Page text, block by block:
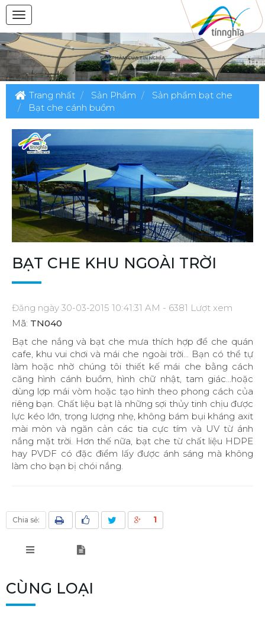
Trang nhất Sản Phẩm
Sản phẩm bạt che
Bạt che cánh buồm
BẠT CHE KHU NGOÀI TRỜI
Đăng ngày 30-03-2015 10:41:31 AM - 6381 Lượt xem
Mã: TN040
Bạt che nắng và bạt che mưa thích hợp để che quán
cafe, khu vui chơi và mái che ngoài trời... Bạn có thể tự
làm hoặc nhờ chúng tôi thiết kế mái che bằng cách
căng hình cánh buồm, hình chữ nhật, tam giác...hoặc
dùng lợp mái vòm hoặc tạo hình theo phong cách của
riêng bạn. Chất liệu bạt là những sợi thủy tinh chịu được
lực kéo lớn, trọng lượng nhẹ, không bám bụi kháng axit
mài mòn và ngăn cản các tia cực tím và UV từ ánh
nắng mặt trời. Hơn thế nữa, bạt che từ chất liệu HDPE
hay PVDF có đặc điểm lấy được ánh sáng mà không
làm cho bạn bị chói nắng.
Chia sẻ: 1
CÙNG LOẠI